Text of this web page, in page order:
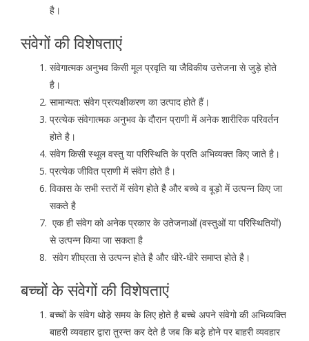
है।
संवेगों की विशेषताएं
संवेगात्मक अनुभव किसी मूल प्रवृति या जैविकीय उत्तेजना से जुड़े होते
है।
सामान्यत: संवेग प्रत्यक्षीकरण का उत्पाद होते हैं।
प्रत्येक संवेगात्मक अनुभव के दौरान प्राणी में अनेक शारीरिक परिवर्तन
होते है।
संवेग किसी स्थूल वस्तु या परिस्थिति के प्रति अभिव्यक्त किए जाते है।
प्रत्येक जीवित प्राणी में संवेग होते है।
विकास के सभी स्तरों में संवेग होते है और बच्चे व बूड़ो में उत्पन्न किए जा
सकते है
एक ही संवेग को अनेक प्रकार के उतेजनाओं (वस्तुओं या परिस्थितियों)
से उत्पन्न किया जा सकता है
संवेग शीघ्रता से उत्पन्न होते है और धीरे-धीरे समाप्त होते है।
बच्चों के संवेगों की विशेषताएं
बच्चों के संवेग थोडे़ समय के लिए होते है बच्चे अपने संवेगो की अभिव्यक्ति
बाहरी व्यवहार द्वारा तुरन्त कर देते है जब कि बड़े होने पर बाहरी व्यवहार